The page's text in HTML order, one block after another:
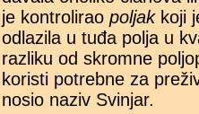
je kontrolirao poljakkoji
odlazila u tuđa polja u
razliku od skromne
koristi potrebne za
nosio naziv Svinjar.